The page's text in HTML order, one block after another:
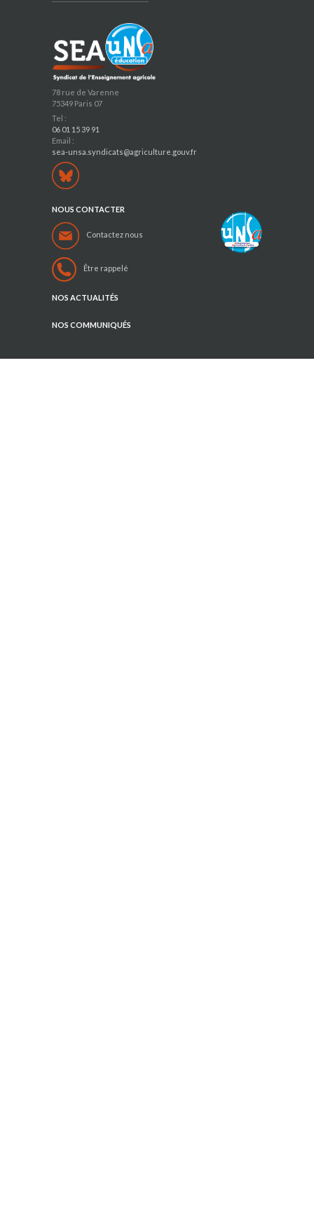
78 rue de Varenne
75349 Paris 07
Tel :
06 01 15 39 91
Email :
sea-unsa.syndicats@agriculture.gouv.fr
NOUS CONTACTER
Contactez nous
Être rappelé
NOS ACTUALITÉS
NOS COMMUNIQUÉS